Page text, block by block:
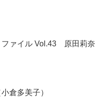
ファイル Vol.43 原田莉奈
倉多美子）